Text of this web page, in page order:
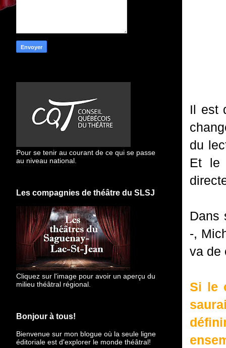
Il est
du
Et le
Dans
-,
va de
Si le
Pour se tenir au courant de ce qui se passe
au niveau national.
Les compagnies de théâtre du SLSJ
Cliquez sur l'image pour avoir un aperçu du
milieu théâtral régional.
Bonjour à tous!
Bienvenue sur mon blogue où la seule ligne
éditoriale est d'explorer le monde théâtral!